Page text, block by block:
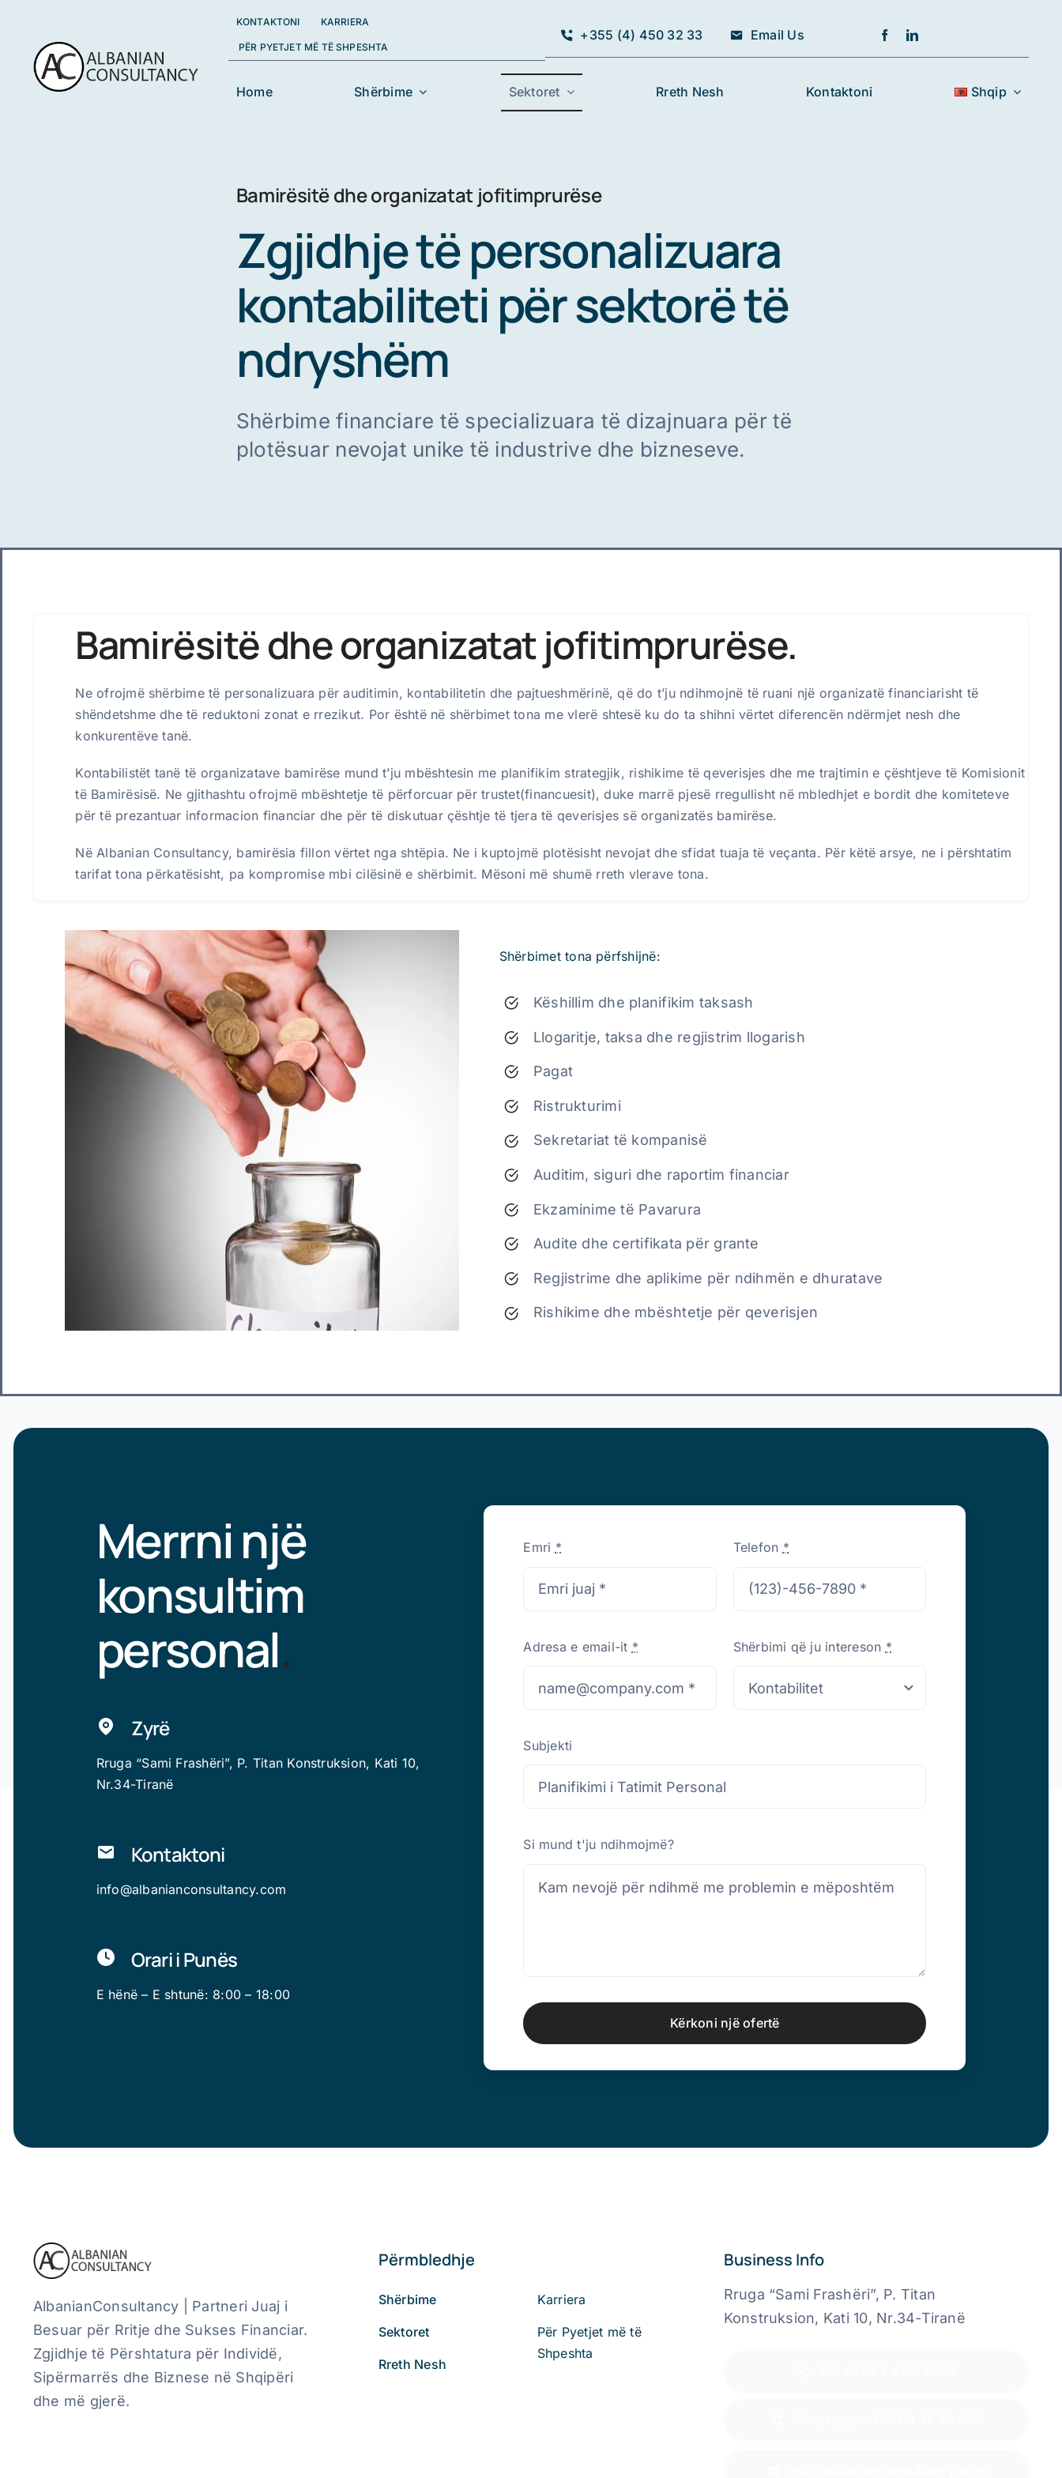
content
KONTAKTONI KARRIERA
PËR PYETJET MË TË SHPESHTA
+355 (4) 450 32 33 Email Us
Home Shërbime Sektoret Rreth Nesh Kontaktoni Shqip
Bamirësitë dhe organizatat jofitimprurëse
Zgjidhje të personalizuara
kontabiliteti për sektorë të
ndryshëm
Shërbime financiare të specializuara të dizajnuara për të
plotësuar nevojat unike të industrive dhe bizneseve.
Bamirësitë dhe organizatat jofitimprurëse.
Ne ofrojmë shërbime të personalizuara për auditimin, kontabilitetin dhe pajtueshmërinë, që do t’ju ndihmojnë të ruani një organizatë financiarisht të
shëndetshme dhe të reduktoni zonat e rrezikut. Por është në shërbimet tona me vlerë shtesë ku do ta shihni vërtet diferencën ndërmjet nesh dhe
konkurentëve tanë.
Kontabilistët tanë të organizatave bamirëse mund t’ju mbështesin me planifikim strategjik, rishikime të qeverisjes dhe me trajtimin e çështjeve të Komisionit
të Bamirësisë. Ne gjithashtu ofrojmë mbështetje të përforcuar për trustet(financuesit), duke marrë pjesë rregullisht në mbledhjet e bordit dhe komiteteve
për të prezantuar informacion financiar dhe për të diskutuar çështje të tjera të qeverisjes së organizatës bamirëse.
Në Albanian Consultancy, bamirësia fillon vërtet nga shtëpia. Ne i kuptojmë plotësisht nevojat dhe sfidat tuaja të veçanta. Për këtë arsye, ne i përshtatim
tarifat tona përkatësisht, pa kompromise mbi cilësinë e shërbimit. Mësoni më shumë rreth vlerave tona.
Shërbimet tona përfshijnë:
Këshillim dhe planifikim taksash
Llogaritje, taksa dhe regjistrim llogarish
Pagat
Ristrukturimi
Sekretariat të kompanisë
Auditim, siguri dhe raportim financiar
Ekzaminime të Pavarura
Audite dhe certifikata për grante
Regjistrime dhe aplikime për ndihmën e dhuratave
Rishikime dhe mbështetje për qeverisjen
Merrni një
konsultim
personal.
Zyrë
Rruga “Sami Frashëri”, P. Titan Konstruksion, Kati 10,
Nr.34-Tiranë
Kontaktoni
info@albanianconsultancy.com
Orari i Punës
E hënë – E shtunë: 8:00 – 18:00
Emri * Telefon *
Adresa e email-it * Shërbimi që ju intereson *
Subjekti
Si mund t'ju ndihmojmë?
Kërkoni një ofertë
AlbanianConsultancy | Partneri Juaj i
Besuar për Rritje dhe Sukses Financiar.
Zgjidhje të Përshtatura për Individë,
Sipërmarrës dhe Biznese në Shqipëri
dhe më gjerë.
Përmbledhje
Shërbime
Sektoret
Rreth Nesh
Karriera
Për Pyetjet më të
Shpeshta
Business Info
Rruga “Sami Frashëri”, P. Titan
Konstruksion, Kati 10, Nr.34-Tiranë